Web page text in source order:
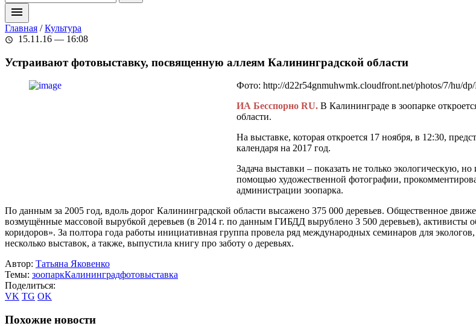
menu
Главная /Культура
schedule 15.11.16 — 16:08
Устраивают фотовыставку, посвященную аллеям Калининградской области
Фото: http://d22r54gnmuhwmk.cloudfront.net/photos/7/hu/
ИА Бесспорно RU. В Калининграде в зоопарке
области.
На выставке, которая откроется 17 ноября, в 12:30,
календаря на 2017 год.
Задача выставки – показать не только экологическую,
помощью художественной фотографии,
администрации зоопарка.
По данным за 2005 год, вдоль дорог Калининградской области высажено 375 000 деревьев. Общественное
возмущённые массовой вырубкой деревьев (в 2014 г. по данным ГИБДД вырублено 3 500 деревьев), активисты
коридоров». За полтора года работы инициативная группа провела ряд международных семинаров для
несколько выставок, а также, выпустила книгу про заботу о деревьях.
Автор: Татьяна Яковенко
Темы: зоопаркКалининградфотовыставка
Поделиться:
VK TG OK
Похожие новости